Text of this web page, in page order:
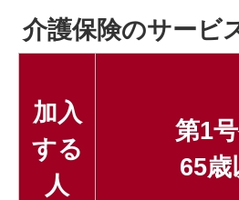
介護保険のサービ
加入
する
人
第1
65歳